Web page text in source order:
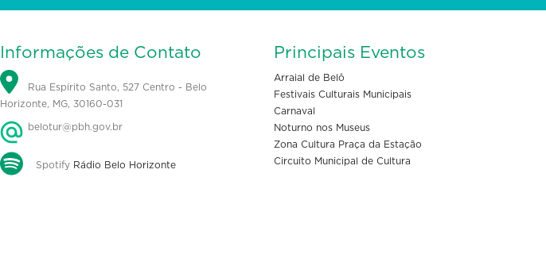
Informações de Contato
Rua Espírito Santo, 527 Centro - Belo
Horizonte, MG, 30160-031
belotur@pbh.gov.br
Spotify Rádio Belo Horizonte
Principais Eventos
Arraial de Belô
Festivais Culturais Municipais
Carnaval
Noturno nos Museus
Zona Cultura Praça da Estação
Circuito Municipal de Cultura